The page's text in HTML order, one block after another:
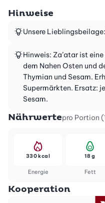
Hinweise
Unsere
Hinweis: Za’atar ist
dem Nahen Osten und
Thymian und Sesam.
Supermärkten. Ersatz:
Sesam.
Nährwertepro Portion
Energie
330 kcal
Fett
18 g
Kooperation